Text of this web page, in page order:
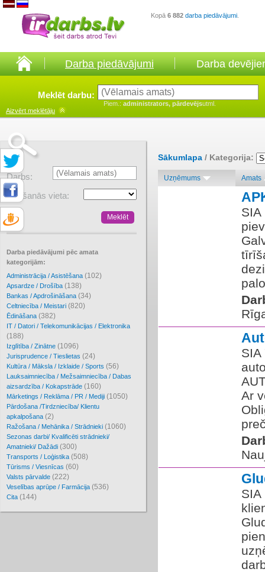
Kopā 6 882 darba piedāvājumi
Darba piedāvājumi Darba
Meklēt darbu:
Piem.: administrators, pārdevējsutml.
Aizvērt meklētāju
Darbs:
Atrašanās vieta:
Darba piedāvājumi pēc amata
kategorijām:
Administrācija / Asistēšana (102)
Apsardze / Drošība (138)
Bankas / Apdrošināšana (34)
Celtniecība / Meistari (820)
Ēdināšana (382)
IT / Datori / Telekomunikācijas / Elektronika
(188)
Izglītība / Zinātne (1096)
Jurisprudence / Tieslietas (24)
Kultūra / Māksla / Izklaide / Sports (56)
Lauksaimniecība / Mežsaimniecība / Dabas
aizsardzība / Kokapstrāde (160)
Mārketings / Reklāma / PR / Mediji (1050)
Pārdošana /Tirdzniecība/ Klientu
apkalpošana (2)
Ražošana / Mehānika / Strādnieki (1060)
Sezonas darbi/ Kvalificēti strādnieki/
Amatnieki/ Dažādi (300)
Transports / Loģistika (508)
Tūrisms / Viesnīcas (60)
Valsts pārvalde (222)
Veselības aprūpe / Farmācija (536)
Cita (144)
Sākumlapa / Kategorija:
Uzņēmums Amats
SIA
SIA
Ar
SIA